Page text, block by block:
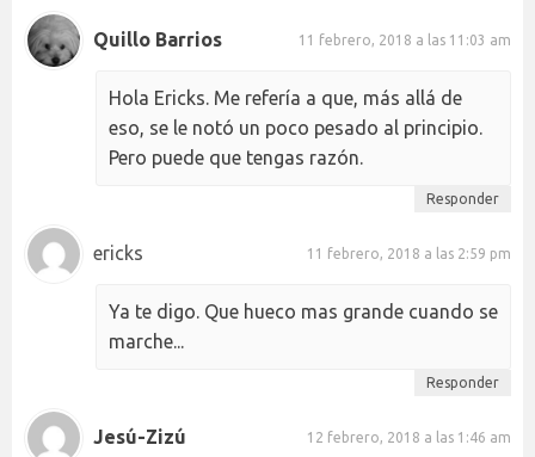
Quillo Barrios 11 febrero, 2018 a las 11:03 am
Hola Ericks. Me refería a que, más allá de
eso, se le notó un poco pesado al principio.
Pero puede que tengas razón.
Responder
ericks 11 febrero, 2018 a las 2:59 pm
Ya te digo. Que hueco mas grande cuando se
marche...
Responder
Jesú-Zizú 12 febrero, 2018 a las 1:46 am